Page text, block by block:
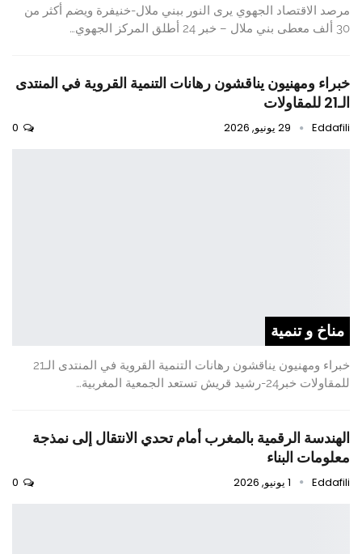
مرصد الاقتصاد الجهوي يرى النور ببني ملال-خنيفرة ويضم أكثر من
30 ألف معطى بني ملال – خبر 24 أطلق المركز الجهوي…
خبراء ومهنيون يناقشون رهانات التنمية القروية في المنتدى
الـ21 للمقاولات
Eddafili 29 يونيو, 2026
مناخ و تنمية
خبراء ومهنيون يناقشون رهانات التنمية القروية في المنتدى الـ21
للمقاولات خبر24-رشيد قريش تستعد الجمعية المغربية…
الهندسة الرقمية بالمغرب أمام تحدي الانتقال إلى نمذجة
معلومات البناء
Eddafili 1 يونيو, 2026